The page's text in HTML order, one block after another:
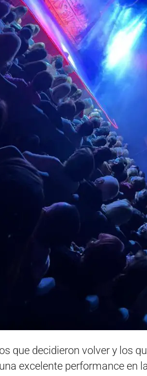
que decidieron volver y los
excelente performance en